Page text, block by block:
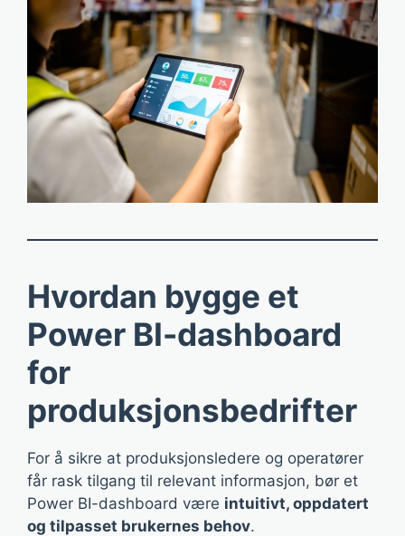
Hvordan bygge et
Power BI-dashboard
for
produksjonsbedrifter
For å sikre at produksjonsledere og operatører
får rask tilgang til relevant informasjon, bør et
Power BI-dashboard være intuitivt, oppdatert
og tilpasset brukernes behov.